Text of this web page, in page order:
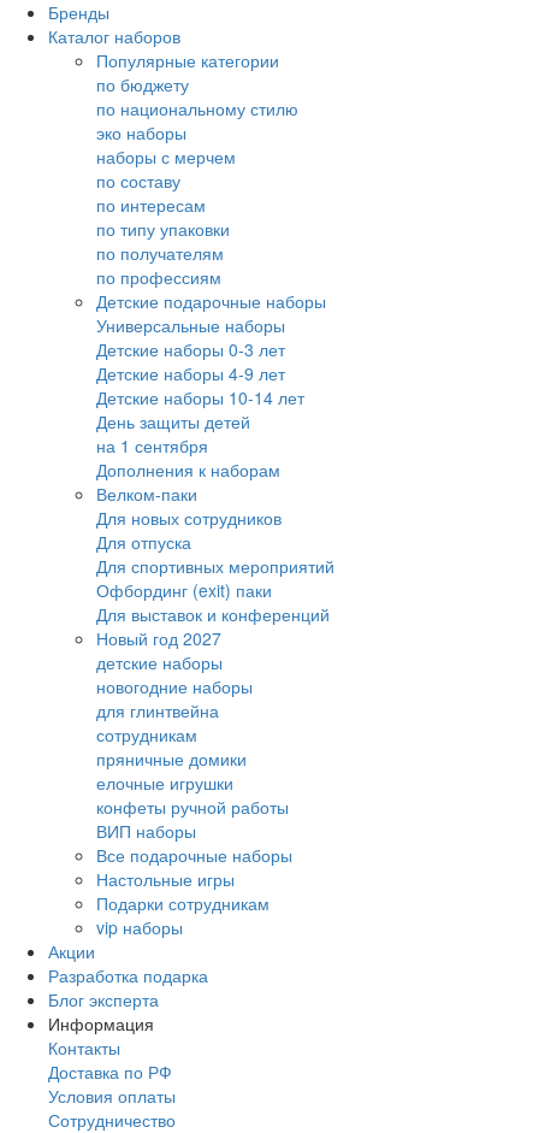
Бренды
Каталог наборов
Популярные категории
по бюджету
по национальному стилю
эко наборы
наборы с мерчем
по составу
по интересам
по типу упаковки
по получателям
по профессиям
Детские подарочные наборы
Универсальные наборы
Детские наборы 0-3 лет
Детские наборы 4-9 лет
Детские наборы 10-14 лет
День защиты детей
на 1 сентября
Дополнения к наборам
Велком-паки
Для новых сотрудников
Для отпуска
Для спортивных мероприятий
Офбординг (exit) паки
Для выставок и конференций
Новый год 2027
детские наборы
новогодние наборы
для глинтвейна
сотрудникам
пряничные домики
елочные игрушки
конфеты ручной работы
ВИП наборы
Все подарочные наборы
Настольные игры
Подарки сотрудникам
vip наборы
Акции
Разработка подарка
Блог эксперта
Информация
Контакты
Доставка по РФ
Условия оплаты
Сотрудничество